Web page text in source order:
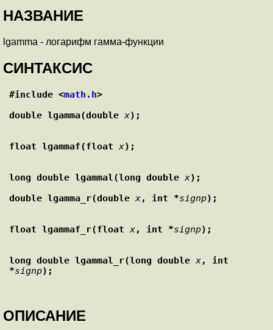
НАЗВАНИЕ
lgamma - логарифм гамма-функции
СИНТАКСИС
#include <math.h>
double lgamma(double x);
float lgammaf(float x);
long double lgammal(long double x);
double lgamma_r(double x, int *signp);
float lgammaf_r(float x, int *signp);
long double lgammal_r(long double x, int
*signp);
ОПИСАНИЕ